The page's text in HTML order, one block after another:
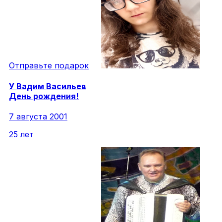
Отправьте подарок
У Вадим Васильев
День рождения!
7 августа 2001
25 лет